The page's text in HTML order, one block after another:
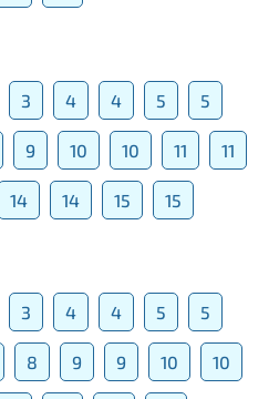
3 4 4 5 5
9 10 10 11 11
14 14 15
15
3 4 4 5 5
8 9 9 10 10